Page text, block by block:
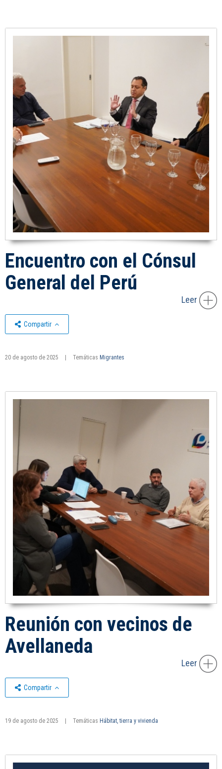
Encuentro con el Cónsul
General del Perú
Leer
Compartir
20 de agosto de 2025 Temáticas Migrantes
Reunión con vecinos de
Avellaneda
Leer
Compartir
19 de agosto de 2025 Temáticas Hábitat, tierra y vivienda